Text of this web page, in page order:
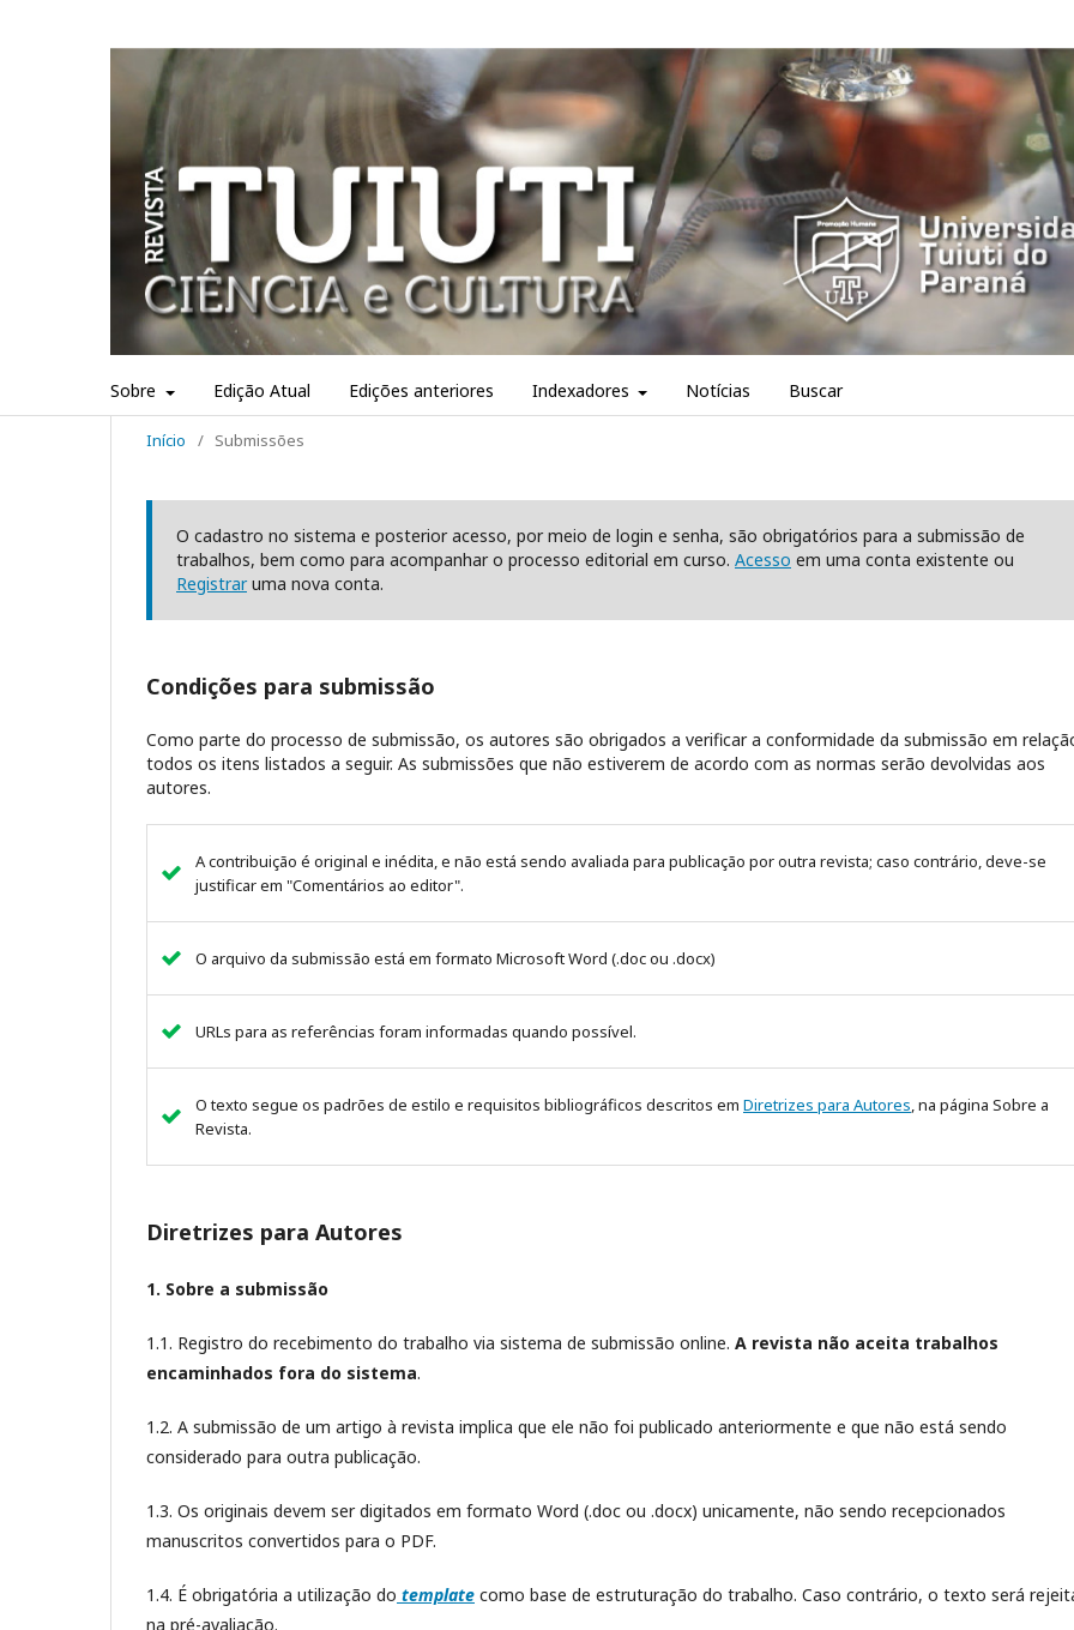
Sobre Edição Atual Edições anteriores Indexadores Notícias Buscar
Início / Submissões
O cadastro no sistema e posterior acesso, por meio de login e senha, são obrigatórios para a submissão de
trabalhos, bem como para acompanhar o processo editorial em curso. Acesso em uma conta existente ou
Registraruma nova conta.
Condições para submissão
Como parte do processo de submissão, os autores são obrigados a verificar a conformidade da submissão em
todos os itens listados a seguir. As submissões que não estiverem de acordo com as normas serão devolvidas aos
autores.
A contribuição é original e inédita, e não está sendo avaliada para publicação por outra revista; caso contrário, deve-se
justificar em "Comentários ao editor".
O arquivo da submissão está em formato Microsoft Word (.doc ou .docx)
URLs para as referências foram informadas quando possível.
O texto segue os padrões de estilo e requisitos bibliográficos descritos em Diretrizes para Autores, na página Sobre a
Revista.
Diretrizes para Autores
1. Sobre a submissão
1.1. Registro do recebimento do trabalho via sistema de submissão online. A revista não aceita trabalhos
encaminhados fora do sistema.
1.2. A submissão de um artigo à revista implica que ele não foi publicado anteriormente e que não está sendo
considerado para outra publicação.
1.3. Os originais devem ser digitados em formato Word (.doc ou .docx) unicamente, não sendo recepcionados
manuscritos convertidos para o PDF.
1.4. É obrigatória a utilização do template como base de estruturação do trabalho. Caso contrário, o texto será
na pré-avaliação.